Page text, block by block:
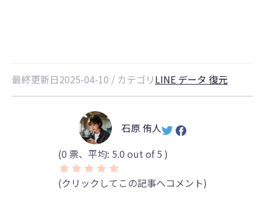
最終更新日2025-04-10 / カテゴリLINE データ 復元
石原 侑人
(0 票、平均: 5.0 out of 5 )
(クリックしてこの記事へコメント)